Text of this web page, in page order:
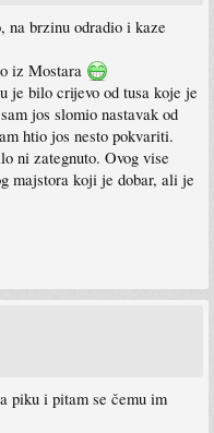
na brzinu odradio i kaze
iz Mostara
je bilo crijevo od tusa koje je
jos slomio nastavak od
htio jos nesto pokvariti.
ni zategnuto. Ovog vise
majstora koji je dobar, ali je
piku i pitam se čemu im